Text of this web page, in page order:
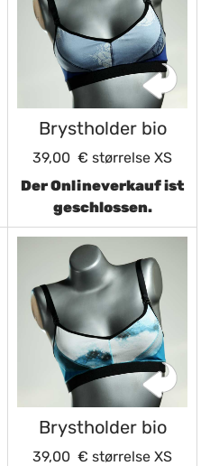
Brystholder bio
39,00 € størrelse XS
Der Onlineverkauf ist
geschlossen.
Brystholder bio
39,00 € størrelse XS